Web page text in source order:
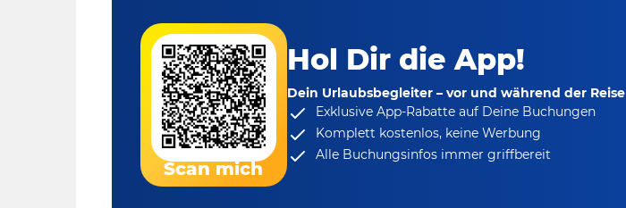
Scan mich
Hol Dir die App!
Dein Urlaubsbegleiter – vor und während der Reise
Exklusive App-Rabatteauf Deine Buchungen
Komplett kostenlos, keine Werbung
Alle Buchungsinfos immer griffbereit